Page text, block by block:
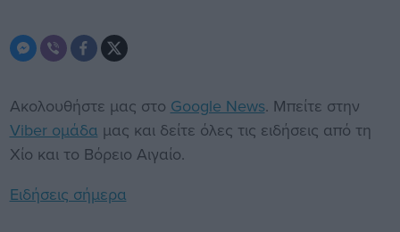
Ακολουθήστε μας στο Google News. Μπείτε στην
Viber ομάδα μας και δείτε όλες τις ειδήσεις από τη
Χίο και το Βόρειο Αιγαίο.
Ειδήσεις σήμερα